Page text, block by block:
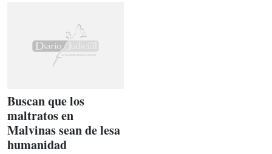
Buscan que los
maltratos en
Malvinas sean de lesa
humanidad